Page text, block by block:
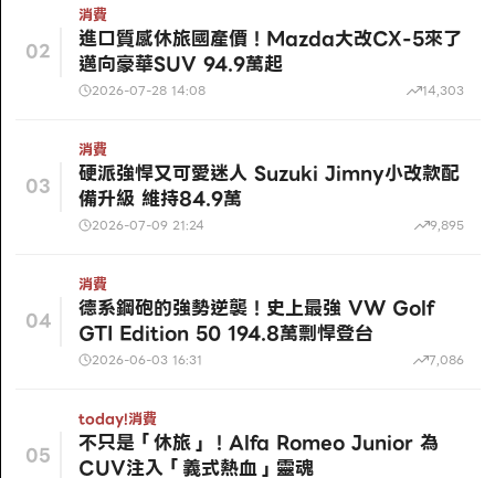
02
消費
進口質感休旅國產價！Mazda大改CX-5來了
邁向豪華SUV 94.9萬起
2026-07-28 14:08 14,303
03
消費
硬派強悍又可愛迷人 Suzuki Jimny小改款配
備升級 維持84.9萬
2026-07-09 21:24 9,895
04
消費
德系鋼砲的強勢逆襲！史上最強 VW Golf
GTI Edition 50 194.8萬剽悍登台
2026-06-03 16:31 7,086
05
today!消費
不只是「休旅」！Alfa Romeo Junior 為
CUV注入「義式熱血」靈魂